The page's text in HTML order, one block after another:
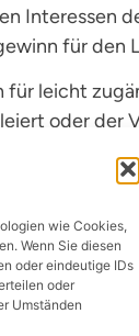
wie Cookies,
Wenn Sie diesen
oder eindeutige IDs
oder
Umständen
Interessen
für den
leicht
oder der
weil
zu verlieren: